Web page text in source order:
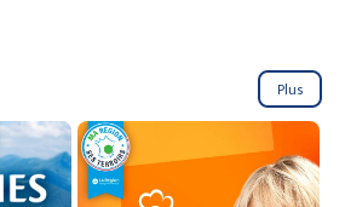
Plus